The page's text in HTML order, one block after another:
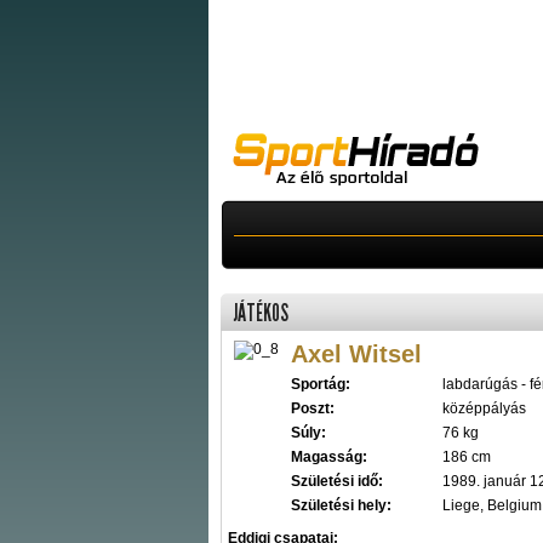
JÁTÉKOS
Axel Witsel
Sportág:
labdarúgás -
Poszt:
középpályás
Súly:
76 kg
Magasság:
186 cm
Születési idő:
1989. január
Születési hely:
Liege, Belgium
Eddigi csapatai: